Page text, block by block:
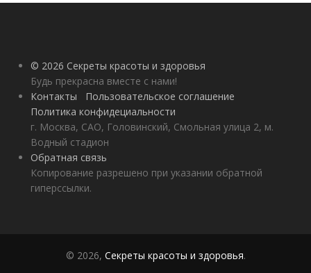
© 2026 Секреты красоты и здоровья
Будь прекрасна вместе с нами!
Контакты
Пользовательское соглашение
Политика конфидециальности
г. Москва, САО, Головинский, Смольная улица 2, м.
Водный стадион
Обратная связь
Копирование разрешено при указании обратной
гиперссылки.
© 2026, Секреты красоты и здоровья.